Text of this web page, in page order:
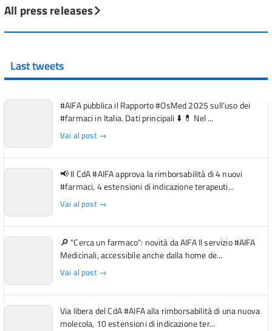
All press releases
Last tweets
#AIFA pubblica il Rapporto #OsMed 2025 sull’uso dei
#farmaci in Italia. Dati principali ⬇️ 💊 Nel ...
Vai al post →
📢 Il CdA #AIFA approva la rimborsabilità di 4 nuovi
#farmaci, 4 estensioni di indicazione terapeuti...
Vai al post →
🔎 "Cerca un farmaco": novità da AIFA Il servizio #AIFA
Medicinali, accessibile anche dalla home de...
Vai al post →
Via libera del CdA #AIFA alla rimborsabilità di una nuova
molecola, 10 estensioni di indicazione ter...